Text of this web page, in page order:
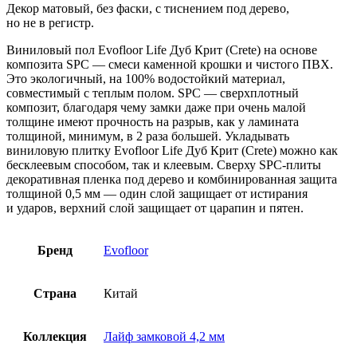
Декор матовый, без фаски, с тиснением под дерево,
но не в регистр.
Виниловый пол Evofloor Life Дуб Крит (Crete) на основе
композита SPC — смеси каменной крошки и чистого ПВХ.
Это экологичный, на 100% водостойкий материал,
совместимый с теплым полом. SPC — сверхплотный
композит, благодаря чему замки даже при очень малой
толщине имеют прочность на разрыв, как у ламината
толщиной, минимум, в 2 раза большей. Укладывать
виниловую плитку Evofloor Life Дуб Крит (Crete) можно как
бесклеевым способом, так и клеевым. Сверху SPC-плиты
декоративная пленка под дерево и комбинированная защита
толщиной 0,5 мм — один слой защищает от истирания
и ударов, верхний слой защищает от царапин и пятен.
Бренд Evofloor
Страна Китай
Коллекция Лайф замковой 4,2 мм